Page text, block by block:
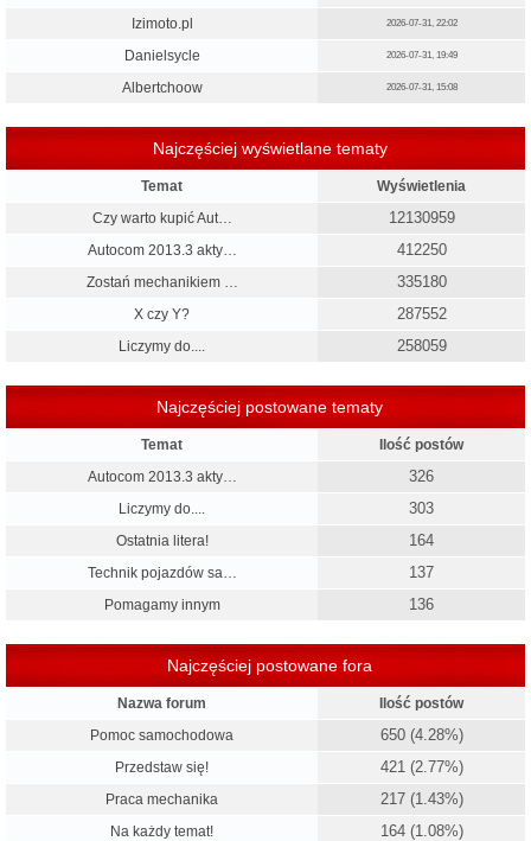
Izimoto.pl 2026-07-31, 22:02
Danielsycle 2026-07-31, 19:49
Albertchoow 2026-07-31, 15:08
Najczęściej wyświetlane tematy
Temat
Wyświetlenia
Czy warto kupić Aut…
12130959
Autocom 2013.3 akty… 412250
Zostań mechanikiem … 335180
X czy Y? 287552
Liczymy do.... 258059
Najczęściej postowane tematy
Temat
Ilość postów
Autocom 2013.3 akty…
326
Liczymy do.... 303
Ostatnia litera! 164
Technik pojazdów sa… 137
Pomagamy innym 136
Najczęściej postowane fora
Nazwa forum
Ilość postów
Pomoc samochodowa
650 (4.28%)
Przedstaw się! 421 (2.77%)
Praca mechanika 217 (1.43%)
Na każdy temat! 164 (1.08%)